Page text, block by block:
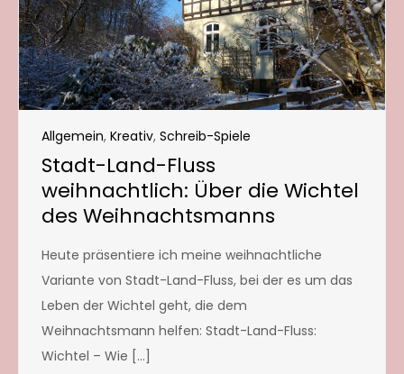
Allgemein, Kreativ, Schreib-Spiele
Stadt-Land-Fluss
weihnachtlich: Über die Wichtel
des Weihnachtsmanns
Heute präsentiere ich meine weihnachtliche
Variante von Stadt-Land-Fluss, bei der es um das
Leben der Wichtel geht, die dem
Weihnachtsmann helfen: Stadt-Land-Fluss:
Wichtel – Wie […]